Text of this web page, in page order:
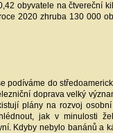
obyvatele na čtvereční
2020 zhruba 130 000
podíváme do
doprava velký
plány na rozvoj
jak v minulosti
Kdyby nebylo banánů a